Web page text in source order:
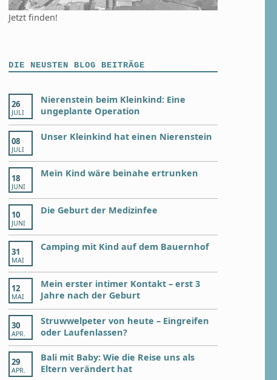
Jetzt finden!
DIE NEUSTEN BLOG BEITRÄGE
26
JULI
Nierenstein beim Kleinkind: Eine
ungeplante Operation
08
JULI
Unser Kleinkind hat einen Nierenstein
18
JUNI
Mein Kind wäre beinahe ertrunken
10
JUNI
Die Geburt der Medizinfee
31
MAI
Camping mit Kind auf dem Bauernhof
12
MAI
Mein erster intimer Kontakt – erst 3
Jahre nach der Geburt
30
APR.
Struwwelpeter von heute – Eingreifen
oder Laufenlassen?
29
APR.
Bali mit Baby: Wie die Reise uns als
Eltern verändert hat